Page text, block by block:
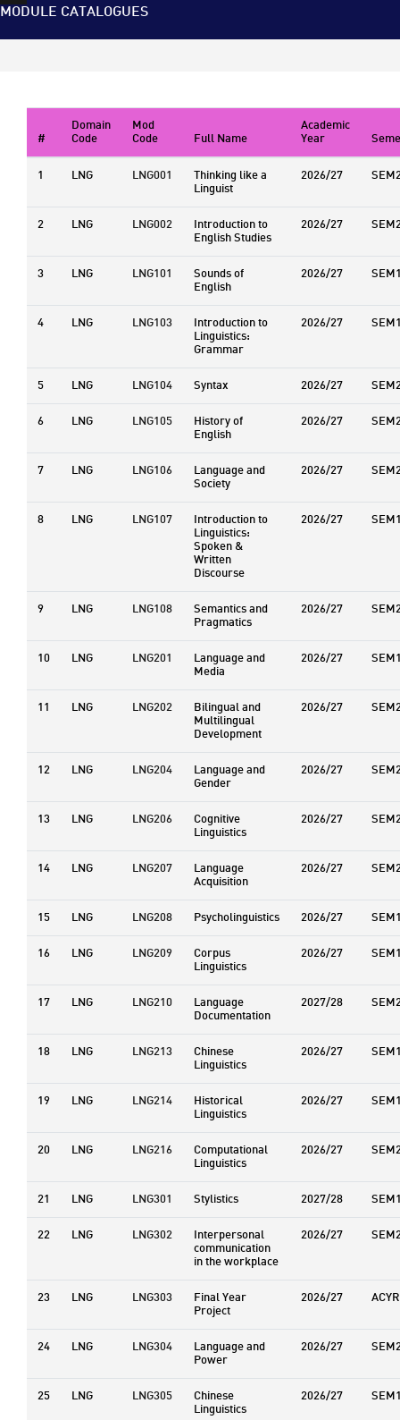
MODULE CATALOGUES
#
Domain
Code
Mod
Code Full Name
Academic
Year
1
LNG LNG001 Thinking like a
Linguist
2026/27
2 LNG LNG002 Introduction to
English Studies
2026/27
3 LNG LNG101 Sounds of
English
2026/27
4 LNG LNG103 Introduction to
Linguistics:
Grammar
2026/27
5 LNG LNG104 Syntax 2026/27
6
LNG LNG105 History of
English
2026/27
7 LNG LNG106 Language and
Society
2026/27
8 LNG LNG107 Introduction to
Linguistics:
Spoken &
Written
Discourse
2026/27
9 LNG LNG108 Semantics and
Pragmatics
2026/27
10 LNG LNG201 Language and
Media
2026/27
11 LNG LNG202 Bilingual and
Multilingual
Development
2026/27
12 LNG LNG204 Language and
Gender
2026/27
13 LNG LNG206 Cognitive
Linguistics
2026/27
14 LNG LNG207 Language
Acquisition
2026/27
15 LNG LNG208 Psycholinguistics 2026/27
16
LNG LNG209 Corpus
Linguistics
2026/27
17 LNG LNG210 Language
Documentation
2027/28
18 LNG LNG213 Chinese
Linguistics
2026/27
19 LNG LNG214 Historical
Linguistics
2026/27
20 LNG LNG216 Computational
Linguistics
2026/27
21 LNG LNG301 Stylistics 2027/28
22
LNG LNG302 Interpersonal
communication
in the workplace
2026/27
23 LNG LNG303 Final Year
Project
2026/27 ACYR
24 LNG LNG304 Language and
Power
2026/27
25 LNG LNG305 Chinese
Linguistics
2026/27